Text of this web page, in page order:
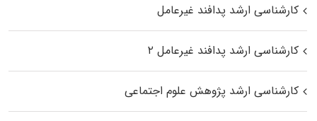
کارشناسی ارشد پدافند غیرعامل
کارشناسی ارشد پدافند غیرعامل ۲
کارشناسی ارشد پژوهش علوم اجتماعی